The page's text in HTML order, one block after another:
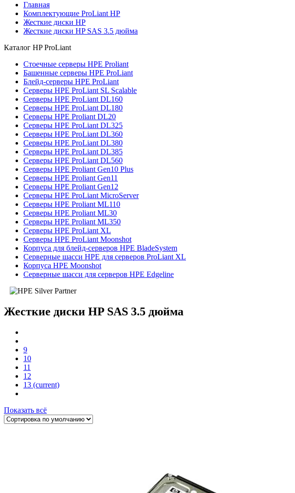
Главная
Комплектующие ProLiant HP
Жесткие диски HP
Жесткие диски HP SAS 3.5 дюйма
Каталог HP ProLiant
Стоечные серверы HPE Proliant
Башенные серверы HPE ProLiant
Блейд-серверы HPE ProLiant
Серверы HPE ProLiant SL Scalable
Серверы HPE ProLiant DL160
Серверы HPE ProLiant DL180
Серверы HPE Proliant DL20
Серверы HPE ProLiant DL325
Серверы HPE ProLiant DL360
Серверы HPE ProLiant DL380
Серверы HPE ProLiant DL385
Серверы HPE ProLiant DL560
Серверы HPE Proliant Gen10 Plus
Серверы HPE Proliant Gen11
Серверы HPE Proliant Gen12
Серверы HPE ProLiant MicroServer
Серверы HPE Proliant ML110
Серверы HPE Proliant ML30
Серверы HPE Proliant ML350
Серверы HPE ProLiant XL
Серверы HPE ProLiant Moonshot
Корпуса для блейд-серверов HPE BladeSystem
Серверные шасси HPE для серверов ProLiant XL
Корпуса HPE Moonshot
Серверные шасси для серверов HPE Edgeline
Жесткие диски HP SAS 3.5 дюйма
9
10
11
12
13 (current)
Показать всё